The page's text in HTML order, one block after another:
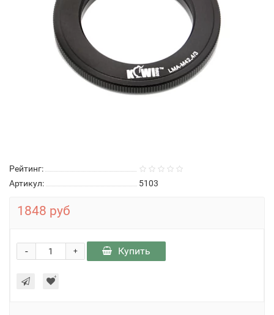
Рейтинг:
Артикул:
5103
1848 руб
+
- Купить